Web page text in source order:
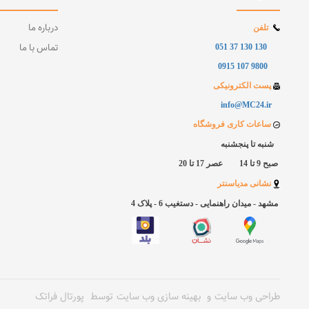
درباره ما
تماس با ما
تلفن
130 130 37 051
9800 107 0915
پست الکترونیکی
info@MC24.ir
ساعات کاری فروشگاه
شنبه تا پنجشنبه
صبح 9 تا 14 عصر 17 تا 20
نشانی مدیاسنتر
مشهد - میدان راهنمایی - دستغیب 6 - پلاک 4
طراحی وب سایت و بهینه سازی وب سایت توسط پورتال فراتک